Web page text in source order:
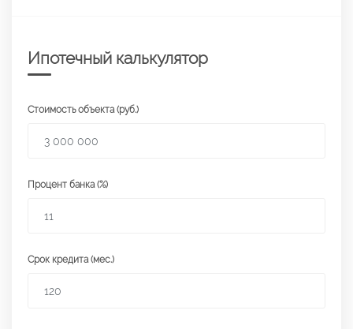
Ипотечный калькулятор
Стоимость объекта (руб.)
Процент банка (%)
Срок кредита (мес.)